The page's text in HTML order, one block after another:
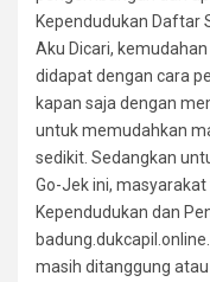
Kependudukan Daftar
Aku Dicari,
didapat dengan cara
kapan saja dengan
untuk memudahkan
sedikit. Sedangkan
Go-Jek ini,
Kependudukan dan
masih ditanggung